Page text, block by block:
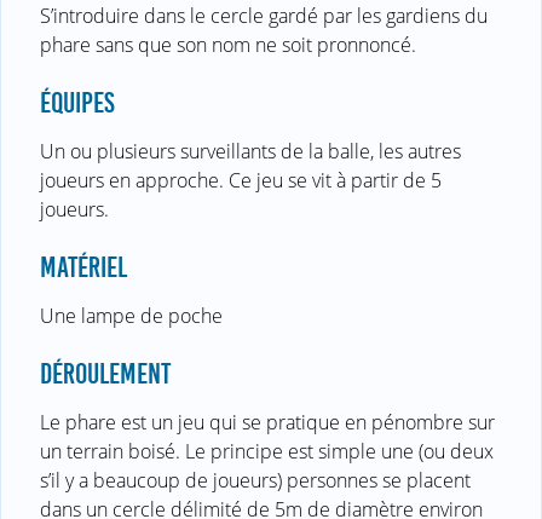
S’introduire dans le cercle gardé par les gardiens du
phare sans que son nom ne soit pronnoncé.
ÉQUIPES
Un ou plusieurs surveillants de la balle, les autres
joueurs en approche. Ce jeu se vit à partir de 5
joueurs.
MATÉRIEL
Une lampe de poche
DÉROULEMENT
Le phare est un jeu qui se pratique en pénombre sur
un terrain boisé. Le principe est simple une (ou deux
s’il y a beaucoup de joueurs) personnes se placent
dans un cercle délimité de 5m de diamètre environ